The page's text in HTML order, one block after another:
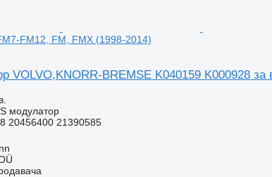
FM12, FM, FMX (1998-2014)
VOLVO,KNORR-BREMSE K040159 K000928
модулатор
20456400 21390585